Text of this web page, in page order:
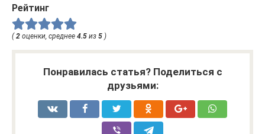
Рейтинг
( 2 оценки, среднее 4.5 из 5 )
Понравилась статья? Поделиться с
друзьями: